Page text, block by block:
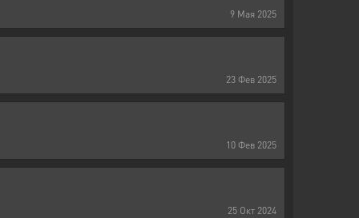
9 Мая 2025
23 Фев 2025
10 Фев 2025
25 Окт 2024